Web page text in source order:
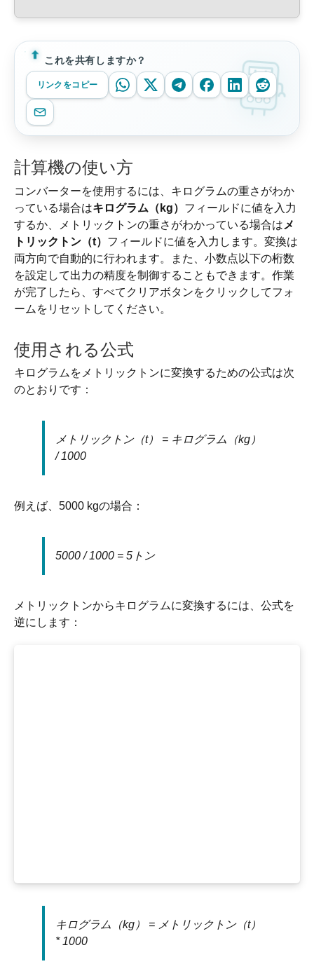
これを共有しますか？
リンクをコピー
計算機の使い方
コンバーターを使用するには、キログラムの重さがわか
っている場合はキログラム（kg） フィールドに値を入力
するか、メトリックトンの重さがわかっている場合は メ
トリックトン（t） フィールドに値を入力します。変換は
両方向で自動的に行われます。また、小数点以下の桁数
を設定して出力の精度を制御することもできます。作業
が完了したら、すべてクリアボタンをクリックしてフォ
ームをリセットしてください。
使用される公式
キログラムをメトリックトンに変換するための公式は次
のとおりです：
メトリックトン（t） = キログラム（kg）
/ 1000
例えば、5000 kgの場合：
5000 / 1000 = 5トン
メトリックトンからキログラムに変換するには、公式を
逆にします：
キログラム（kg） = メトリックトン（t）
* 1000